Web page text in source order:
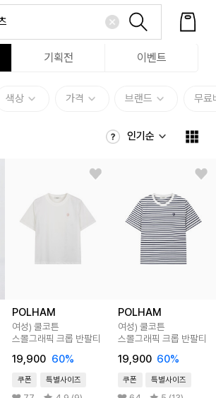
기획전 이벤트
색상 가격 브랜드 무료
인기순
POLHAM
여성) 쿨코튼
스몰그래픽 크롭 반팔티
19,900 60%
쿠폰 특별사이즈
POLHAM
여성) 쿨코튼
스몰그래픽 크롭 반팔티
19,900 60%
쿠폰 특별사이즈